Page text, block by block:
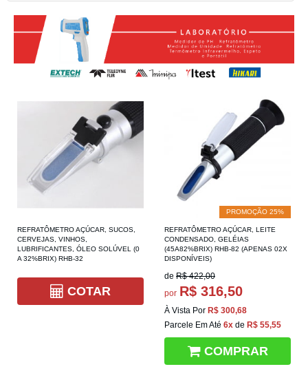
REFRATÔMETRO AÇÚCAR, SUCOS,
CERVEJAS, VINHOS,
LUBRIFICANTES, ÓLEO SOLÚVEL (0
A 32%BRIX) RHB-32
COTAR
PROMOÇÃO 25%
REFRATÔMETRO AÇÚCAR, LEITE
CONDENSADO, GELÉIAS
(45A82%BRIX) RHB-82 (APENAS 02X
DISPONÍVEIS)
de R$ 422,00
por R$ 316,50
À Vista Por R$ 300,68
Parcele Em Até 6x de R$ 55,55
COMPRAR